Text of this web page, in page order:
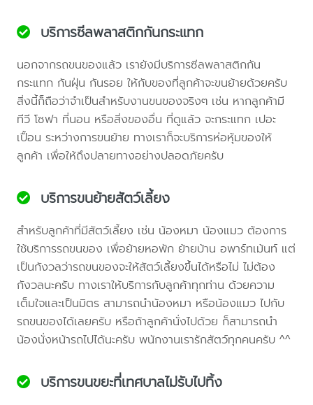
บริการซีลพลาสติกกันกระแทก
นอกจากรถขนของแล้ว เรายังมีบริการซีลพลาสติกกัน
กระแทก กันฝุ่น กันรอย ให้กับของที่ลูกค้าจะขนย้ายด้วยครับ
สิ่งนี้ก็ถือว่าจำเป็นสำหรับงานขนของจริงๆ เช่น หากลูกค้ามี
ทีวี โซฟา ที่นอน หรือสิ่งของอื่น ที่ดูแล้ว จะกระแทก เปอะ
เปื้อน ระหว่างการขนย้าย ทางเราก็จะบริการห่อหุ้มของให้
ลูกค้า เพื่อให้ถึงปลายทางอย่างปลอดภัยครับ
บริการขนย้ายสัตว์เลี้ยง
สำหรับลูกค้าที่มีสัตว์เลี้ยง เช่น น้องหมา น้องแมว ต้องการ
ใช้บริการรถขนของ เพื่อย้ายหอพัก ย้ายบ้าน อพาร์ทเม้นท์ แต่
เป็นกังวลว่ารถขนของจะให้สัตว์เลี้ยงขึ้นได้หรือไม่ ไม่ต้อง
กังวลนะครับ ทางเราให้บริการกับลูกค้าทุกท่าน ด้วยความ
เต็มใจและเป็นมิตร สามารถนำน้องหมา หรือน้องแมว ไปกับ
รถขนของได้เลยครับ หรือถ้าลูกค้านั่งไปด้วย ก็สามารถนำ
น้องนั่งหน้ารถไปได้นะครับ พนักงานเรารักสัตว์ทุกคนครับ ^^
บริการขนขยะที่เทศบาลไม่รับไปทิ้ง